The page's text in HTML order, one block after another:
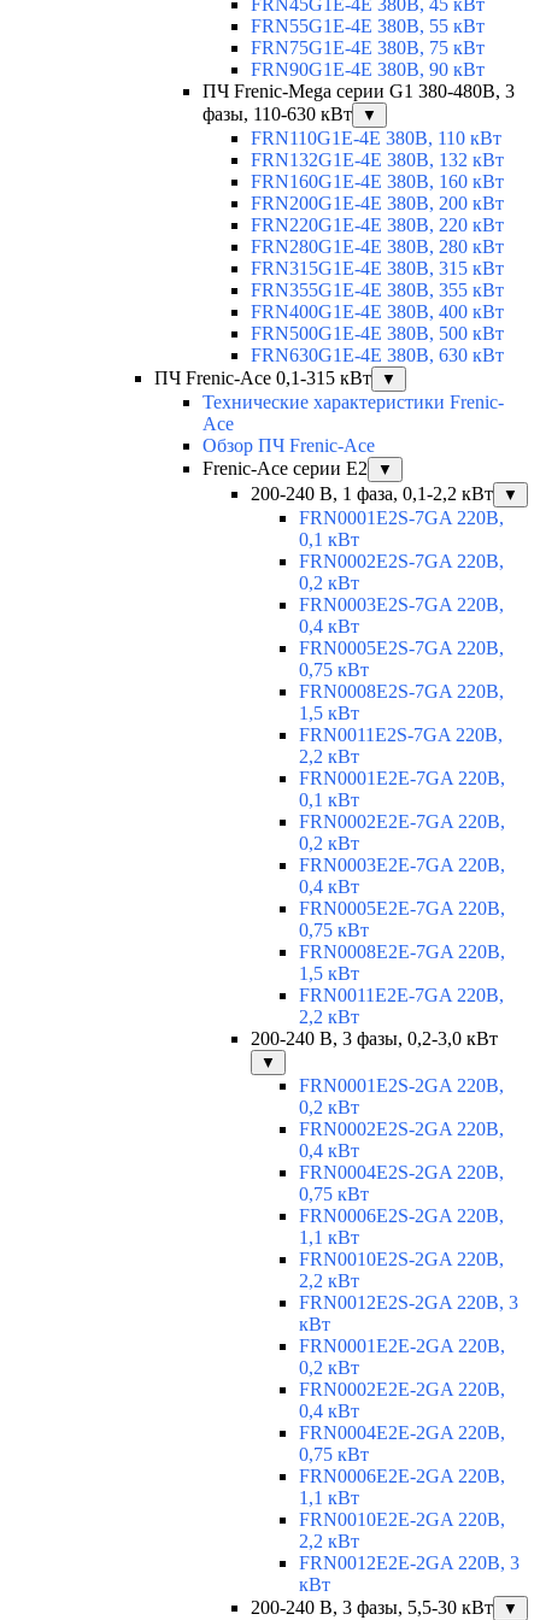
FRN45G1E-4E 380В, 45 кВт
FRN55G1E-4E 380В, 55 кВт
FRN75G1E-4E 380В, 75 кВт
FRN90G1E-4E 380В, 90 кВт
ПЧ Frenic-Mega серии G1 380-480В, 3
фазы, 110-630 кВт
▼
FRN110G1E-4E 380В, 110 кВт
FRN132G1E-4E 380В, 132 кВт
FRN160G1E-4E 380В, 160 кВт
FRN200G1E-4E 380В, 200 кВт
FRN220G1E-4E 380В, 220 кВт
FRN280G1E-4E 380В, 280 кВт
FRN315G1E-4E 380В, 315 кВт
FRN355G1E-4E 380В, 355 кВт
FRN400G1E-4E 380В, 400 кВт
FRN500G1E-4E 380В, 500 кВт
FRN630G1E-4E 380В, 630 кВт
ПЧ Frenic-Ace 0,1-315 кВт
▼
Технические характеристики Frenic-
Ace
Обзор ПЧ Frenic-Ace
Frenic-Ace серии E2
▼
200-240 В, 1 фаза, 0,1-2,2 кВт ▼
FRN0001E2S-7GA 220В,
0,1 кВт
FRN0002E2S-7GA 220В,
0,2 кВт
FRN0003E2S-7GA 220В,
0,4 кВт
FRN0005E2S-7GA 220В,
0,75 кВт
FRN0008E2S-7GA 220В,
1,5 кВт
FRN0011E2S-7GA 220В,
2,2 кВт
FRN0001E2E-7GA 220В,
0,1 кВт
FRN0002E2E-7GA 220В,
0,2 кВт
FRN0003E2E-7GA 220В,
0,4 кВт
FRN0005E2E-7GA 220В,
0,75 кВт
FRN0008E2E-7GA 220В,
1,5 кВт
FRN0011E2E-7GA 220В,
2,2 кВт
200-240 В, 3 фазы, 0,2-3,0 кВт
▼
FRN0001E2S-2GA 220В,
0,2 кВт
FRN0002E2S-2GA 220В,
0,4 кВт
FRN0004E2S-2GA 220В,
0,75 кВт
FRN0006E2S-2GA 220В,
1,1 кВт
FRN0010E2S-2GA 220В,
2,2 кВт
FRN0012E2S-2GA 220В, 3
кВт
FRN0001E2E-2GA 220В,
0,2 кВт
FRN0002E2E-2GA 220В,
0,4 кВт
FRN0004E2E-2GA 220В,
0,75 кВт
FRN0006E2E-2GA 220В,
1,1 кВт
FRN0010E2E-2GA 220В,
2,2 кВт
FRN0012E2E-2GA 220В, 3
кВт
200-240 В, 3 фазы, 5,5-30 кВт
▼